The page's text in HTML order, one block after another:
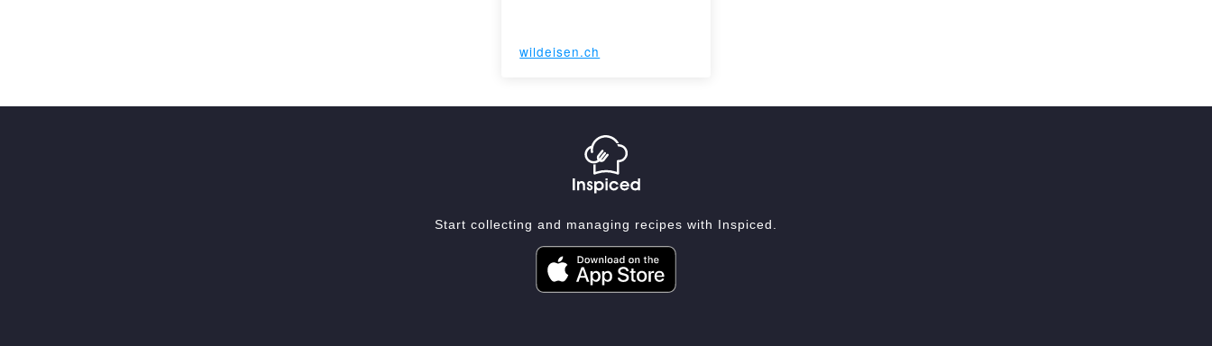
wildeisen.ch
Start collecting and managing recipes with Inspiced.